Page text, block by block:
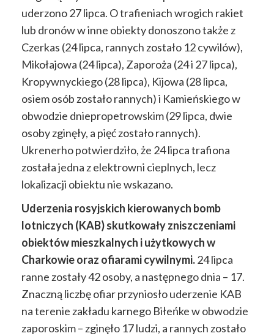
uderzono 27 lipca. O trafieniach wrogich rakiet
lub dronów w inne obiekty donoszono także z
Czerkas (24 lipca, rannych zostało 12 cywilów),
Mikołajowa (24 lipca), Zaporoża (24 i 27 lipca),
Kropywnyckiego (28 lipca), Kijowa (28 lipca,
osiem osób zostało rannych) i Kamieńskiego w
obwodzie dniepropetrowskim (29 lipca, dwie
osoby zginęły, a pięć zostało rannych).
Ukrenerho potwierdziło, że 24 lipca trafiona
została jedna z elektrowni cieplnych, lecz
lokalizacji obiektu nie wskazano.
Uderzenia rosyjskich kierowanych bomb
lotniczych (KAB) skutkowały zniszczeniami
obiektów mieszkalnych i użytkowych w
Charkowie oraz ofiarami cywilnymi.24 lipca
ranne zostały 42 osoby, a następnego dnia – 17.
Znaczną liczbę ofiar przyniosło uderzenie KAB
na terenie zakładu karnego Biłeńke w obwodzie
zaporoskim – zginęło 17 ludzi, a rannych zostało